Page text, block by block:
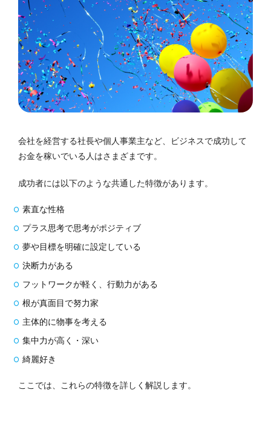
会社を経営する社長や個人事業主など、ビジネスで成功して
お金を稼いでいる人はさまざまです。
成功者には以下のような共通した特徴があります。
素直な性格
プラス思考で思考がポジティブ
夢や目標を明確に設定している
決断力がある
フットワークが軽く、行動力がある
根が真面目で努力家
主体的に物事を考える
集中力が高く・深い
綺麗好き
ここでは、これらの特徴を詳しく解説します。